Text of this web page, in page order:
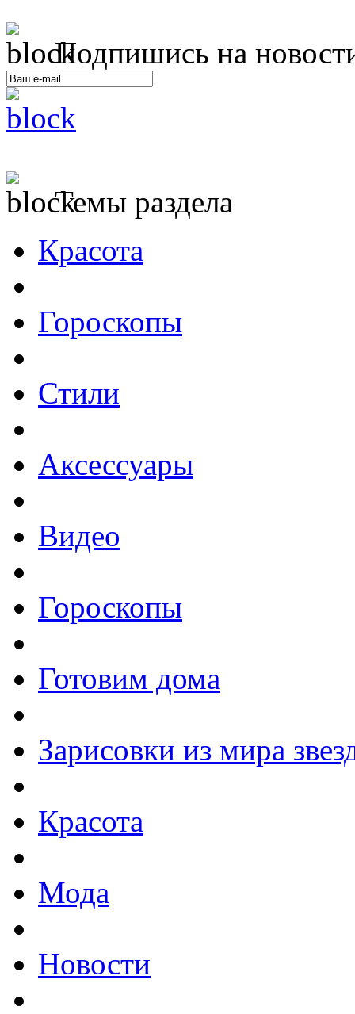
Подпишись на
Темы раздела
Красота
Гороскопы
Стили
Аксессуары
Видео
Гороскопы
Готовим дома
Зарисовки из мира
Красота
Мода
Новости